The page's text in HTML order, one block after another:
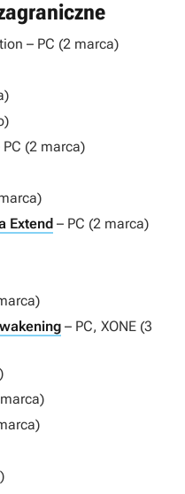
– PC (2 marca)
PC (2 marca)
Extend – PC (2 marca)
– PC, XONE (3